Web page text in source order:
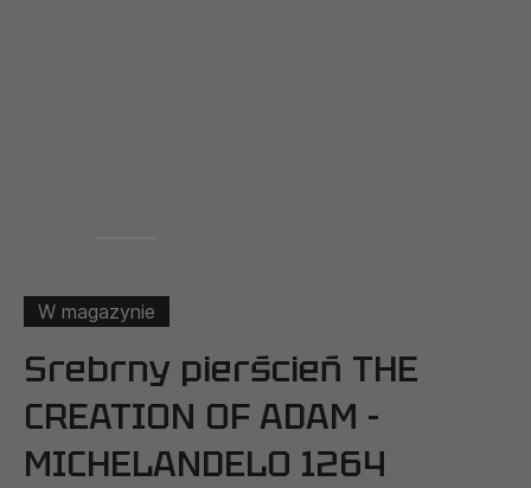
W magazynie
Srebrny pierścień THE
CREATION OF ADAM -
MICHELANDELO 1264